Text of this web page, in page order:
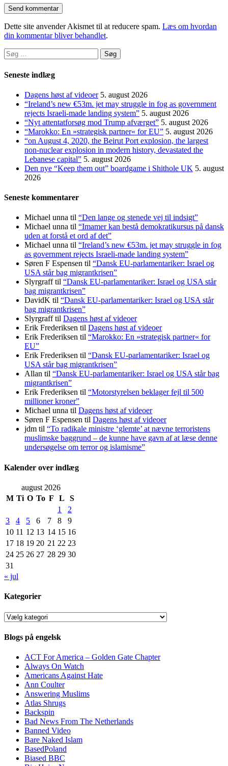
Dette site anvender Akismet til at reducere spam. Læs om hvordan
din kommentar bliver behandlet.
Søg
efter:
Seneste indlæg
Dagens høst af videoer 5. august 2026
“Ireland’s new €53m. jet may struggle in fog as government
rejects Israeli-made landing system” 5. august 2026
“Nyt attentatforsøg mod Trump afværget” 5. august 2026
“Marokko: En »strategisk partner« for EU” 5. august 2026
“on August 4, 2020, the Beirut Port explosion, the largest
non-nuclear explosion in modern history, devastated the
Lebanese capital” 5. august 2026
Den nye “Keep them out” boardgame i Shithole UK 5. august
2026
Seneste kommentarer
Michael unna til “Den lange og stenede vej til indsigt”
Michael unna til “Imamer kan bestå demokratikursus på dansk
uden at forstå et ord af det”
Michael unna til “Ireland’s new €53m. jet may struggle in fog
as government rejects Israeli-made landing system”
Søren F Espensen til “Dansk EU-parlamentariker: Israel og
USA står bag migrantkrisen”
Slyrgrafftil “Dansk EU-parlamentariker: Israel og USA står
bag migrantkrisen”
DavidK til “Dansk EU-parlamentariker: Israel og USA står
bag migrantkrisen”
Slyrgrafftil Dagens høst af videoer
Erik Frederiksen til Dagens høst af videoer
Erik Frederiksen til “Marokko: En »strategisk partner« for
EU”
Erik Frederiksen til “Dansk EU-parlamentariker: Israel og
USA står bag migrantkrisen”
Allan til “Dansk EU-parlamentariker: Israel og USA står bag
migrantkrisen”
Erik Frederiksen til “Motorstyrelsen beklager fejl til 500
millioner kroner”
Michael unna til Dagens høst af videoer
Søren F Espensen til Dagens høst af videoer
jdm til “To radikale ministre ‘glemte’ at nævne terroristens
muslimske baggrund – de kunne have gavn af at læse denne
undersøgelse om terror og islamisme”
Kalender over indlæg
august 2026
M Ti O To F L
S
1
2
3
4 5 6 7 8
9
10 11 12 13 14 15 16
17 18 19 20 21 22 23
24 25 26 27 28 29 30
31
« jul
Kategorier
Kategorier
Blogs på engelsk
ACT For America – Golden Gate Chapter
Always On Watch
Americans Against Hate
Ann Coulter
Answering Muslims
Atlas Shrugs
Backspin
Bad News From The Netherlands
Banned Video
Bare Naked Islam
BasedPoland
Biased BBC